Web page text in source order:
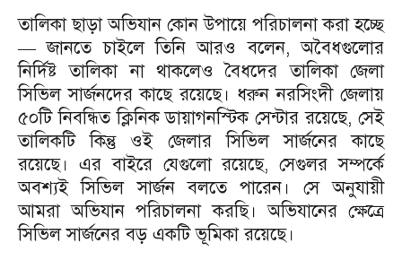
তালিকা ছাড়া অভিযান কোন উপায়ে পরিচালনা করা হচ্ছে
— জানতে চাইলে তিনি আরও বলেন, অবৈধগুলোর
নির্দিষ্ট তালিকা না থাকলেও বৈধদের তালিকা জেলা
সিভিল সার্জনদের কাছে রয়েছে। ধরুন নরসিংদী জেলায়
৫০টি নিবন্ধিত ক্লিনিক ডায়াগনস্টিক সেন্টার রয়েছে, সেই
তালিকটি কিন্তু ওই জেলার সিভিল সার্জনের কাছে
রয়েছে। এর বাইরে যেগুলো রয়েছে, সেগুলর সম্পর্কে
অবশ্যই সিভিল সার্জন বলতে পারেন। সে অনুযায়ী
আমরা অভিযান পরিচালনা করছি। অভিযানের ক্ষেত্রে
সিভিল সার্জনের বড় একটি ভূমিকা রয়েছে।